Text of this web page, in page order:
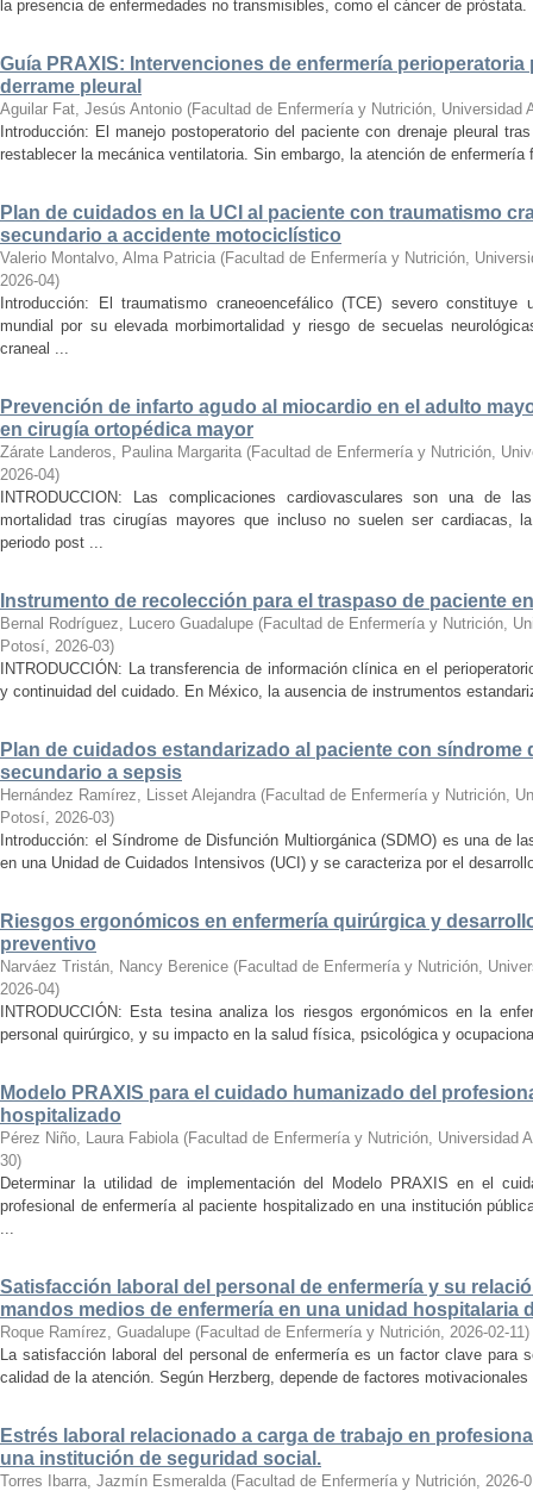
la presencia de enfermedades no transmisibles, como el cáncer de
Guía PRAXIS: Intervenciones de enfermería
derrame pleural
Aguilar Fat, Jesús Antonio (Facultad de Enfermería y Nutrición, Universidad
Introducción: El manejo postoperatorio del paciente con drenaje pleural
restablecer la mecánica ventilatoria. Sin embargo, la atención de
Plan de cuidados en la UCI al paciente con traumatismo
secundario a accidente motociclístico
Valerio Montalvo, Alma Patricia (Facultad de Enfermería y Nutrición,
2026-04)
Introducción: El traumatismo craneoencefálico (TCE) severo
mundial por su elevada morbimortalidad y riesgo de secuelas
craneal ...
Prevención de infarto agudo al miocardio en el adulto
en cirugía ortopédica mayor
Zárate Landeros, Paulina Margarita (Facultad de Enfermería y Nutrición,
2026-04)
INTRODUCCION: Las complicaciones cardiovasculares son una de
mortalidad tras cirugías mayores que incluso no suelen ser cardiacas,
periodo post ...
Instrumento de recolección para el traspaso de paciente
Bernal Rodríguez, Lucero Guadalupe (Facultad de Enfermería y Nutrición,
Potosí, 2026-03)
INTRODUCCIÓN: La transferencia de información clínica en el
y continuidad del cuidado. En México, la ausencia de instrumentos
Plan de cuidados estandarizado al paciente con
secundario a sepsis
Hernández Ramírez, Lisset Alejandra (Facultad de Enfermería y Nutrición,
Potosí, 2026-03)
Introducción: el Síndrome de Disfunción Multiorgánica (SDMO) es una de
en una Unidad de Cuidados Intensivos (UCI) y se caracteriza por el
Riesgos ergonómicos en enfermería quirúrgica y
preventivo
Narváez Tristán, Nancy Berenice (Facultad de Enfermería y Nutrición,
2026-04)
INTRODUCCIÓN: Esta tesina analiza los riesgos ergonómicos en la
personal quirúrgico, y su impacto en la salud física, psicológica y
Modelo PRAXIS para el cuidado humanizado del
hospitalizado
Pérez Niño, Laura Fabiola (Facultad de Enfermería y Nutrición, Universidad
30)
Determinar la utilidad de implementación del Modelo PRAXIS en el
profesional de enfermería al paciente hospitalizado en una institución
...
Satisfacción laboral del personal de enfermería y su
mandos medios de enfermería en una unidad hospitalaria
Roque Ramírez, Guadalupe (Facultad de Enfermería y Nutrición, 2026-02-11)
La satisfacción laboral del personal de enfermería es un factor clave para
calidad de la atención. Según Herzberg, depende de factores
Estrés laboral relacionado a carga de trabajo en
una institución de seguridad social.
Torres Ibarra, Jazmín Esmeralda (Facultad de Enfermería y Nutrición, 2026-